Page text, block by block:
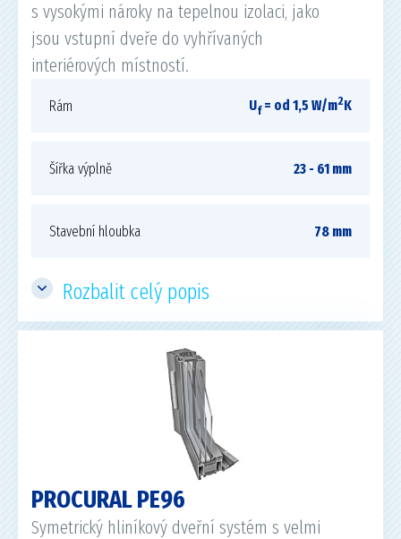
s vysokými nároky na tepelnou izolaci, jako
jsou vstupní dveře do vyhřívaných
interiérových místností.
Rám Uf= od 1,5 W/m2K
Šířka výplně 23 - 61 mm
Stavební hloubka 78 mm
Rozbalit celý popis
PROCURAL PE96
Symetrický hliníkový dveřní systém s velmi